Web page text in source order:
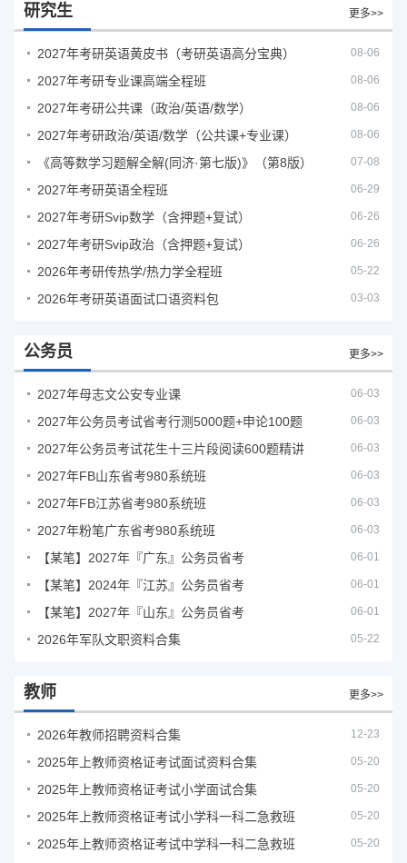
研究生 更多>>
2027年考研英语黄皮书（考研英语高分宝典） 08-06
2027年考研专业课高端全程班 08-06
2027年考研公共课（政治/英语/数学） 08-06
2027年考研政治/英语/数学（公共课+专业课） 08-06
《高等数学习题解全解(同济·第七版)》（第8版） 07-08
2027年考研英语全程班 06-29
2027年考研Svip数学（含押题+复试） 06-26
2027年考研Svip政治（含押题+复试） 06-26
2026年考研传热学/热力学全程班 05-22
2026年考研英语面试口语资料包 03-03
公务员 更多>>
2027年母志文公安专业课 06-03
2027年公务员考试省考行测5000题+申论100题 06-03
2027年公务员考试花生十三片段阅读600题精讲 06-03
2027年FB山东省考980系统班 06-03
2027年FB江苏省考980系统班 06-03
2027年粉笔广东省考980系统班 06-03
【某笔】2027年『广东』公务员省考 06-01
【某笔】2024年『江苏』公务员省考 06-01
【某笔】2027年『山东』公务员省考 06-01
2026年军队文职资料合集 05-22
教师 更多>>
2026年教师招聘资料合集 12-23
2025年上教师资格证考试面试资料合集 05-20
2025年上教师资格证考试小学面试合集 05-20
2025年上教师资格证考试小学科一科二急救班 05-20
2025年上教师资格证考试中学科一科二急救班 05-20